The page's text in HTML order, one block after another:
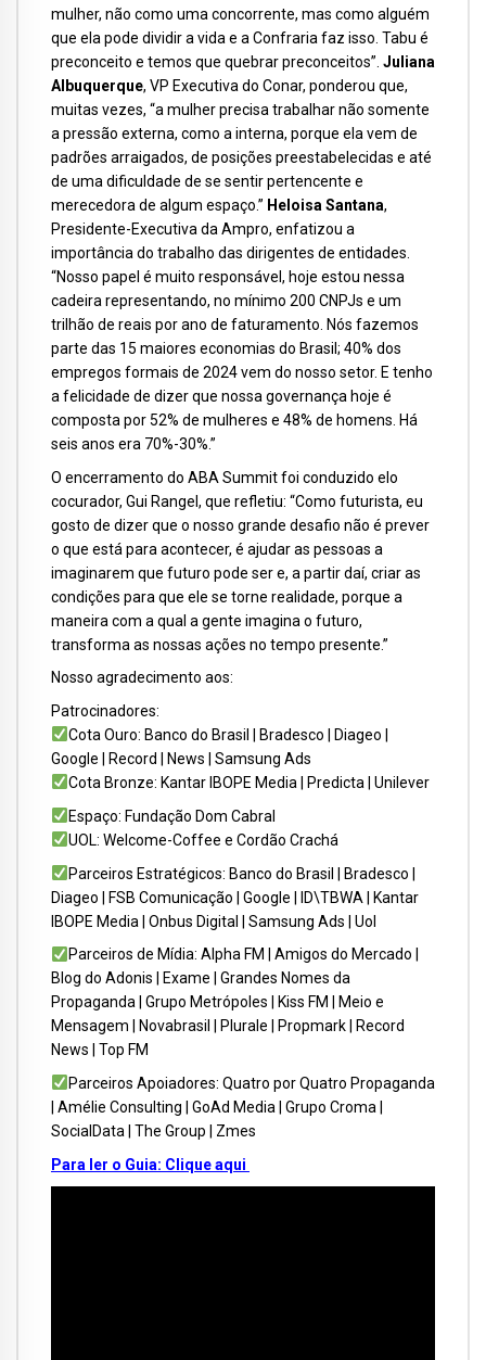
mulher, não como uma concorrente, mas como alguém
que ela pode dividir a vida e a Confraria faz isso. Tabu é
preconceito e temos que quebrar preconceitos”. Juliana
Albuquerque, VP Executiva do Conar, ponderou que,
muitas vezes, “a mulher precisa trabalhar não somente
a pressão externa, como a interna, porque ela vem de
padrões arraigados, de posições preestabelecidas e até
de uma dificuldade de se sentir pertencente e
merecedora de algum espaço.” Heloisa Santana,
Presidente-Executiva da Ampro, enfatizou a
importância do trabalho das dirigentes de entidades.
“Nosso papel é muito responsável, hoje estou nessa
cadeira representando, no mínimo 200 CNPJs e um
trilhão de reais por ano de faturamento. Nós fazemos
parte das 15 maiores economias do Brasil; 40% dos
empregos formais de 2024 vem do nosso setor. E tenho
a felicidade de dizer que nossa governança hoje é
composta por 52% de mulheres e 48% de homens. Há
seis anos era 70%-30%.”
O encerramento do ABA Summit foi conduzido elo
cocurador, Gui Rangel, que refletiu: “Como futurista, eu
gosto de dizer que o nosso grande desafio não é prever
o que está para acontecer, é ajudar as pessoas a
imaginarem que futuro pode ser e, a partir daí, criar as
condições para que ele se torne realidade, porque a
maneira com a qual a gente imagina o futuro,
transforma as nossas ações no tempo presente.”
Nosso agradecimento aos:
Patrocinadores:
Cota Ouro: Banco do Brasil | Bradesco | Diageo |
Google | Record | News | Samsung Ads
Cota Bronze: Kantar IBOPE Media | Predicta | Unilever
Espaço: Fundação Dom Cabral
UOL: Welcome-Coffee e Cordão Crachá
Parceiros Estratégicos: Banco do Brasil | Bradesco |
Diageo | FSB Comunicação | Google | ID\TBWA | Kantar
IBOPE Media | Onbus Digital | Samsung Ads | Uol
Parceiros de Mídia: Alpha FM | Amigos do Mercado |
Blog do Adonis | Exame | Grandes Nomes da
Propaganda | Grupo Metrópoles | Kiss FM | Meio e
Mensagem | Novabrasil | Plurale | Propmark | Record
News | Top FM
Parceiros Apoiadores: Quatro por Quatro Propaganda
| Amélie Consulting | GoAd Media | Grupo Croma |
SocialData | The Group | Zmes
Para ler o Guia: Clique aqui